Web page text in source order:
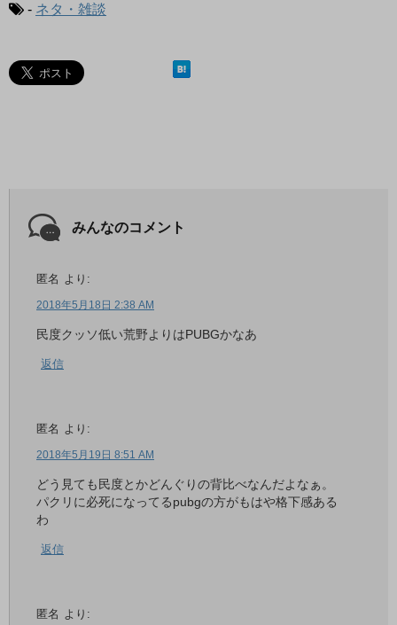
- ネタ・雑談
みんなのコメント
匿名 より:
2018年5月18日 2:38 AM
民度クッソ低い荒野よりはPUBGかなあ
返信
匿名 より:
2018年5月19日 8:51 AM
どう見ても民度とかどんぐりの背比べなんだよなぁ。
パクリに必死になってるpubgの方がもはや格下感ある
わ
返信
匿名 より: